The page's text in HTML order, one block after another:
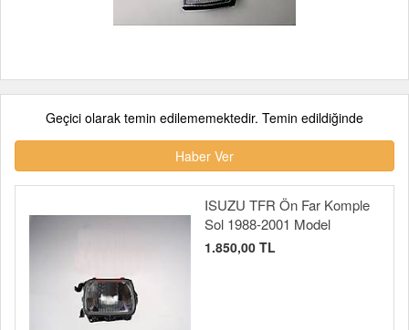
Geçici olarak temin edilememektedir. Temin edildiğinde
Haber Ver
ISUZU TFR Ön Far Komple
Sol 1988-2001 Model
1.850,00 TL